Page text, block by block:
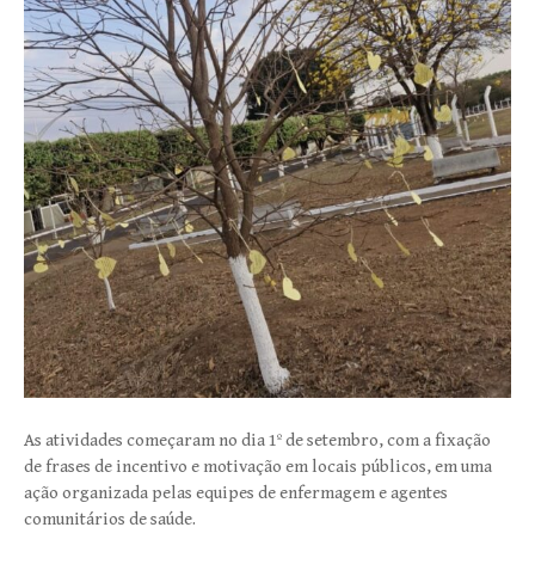
As atividades começaram no dia 1º de setembro, com a fixação
de frases de incentivo e motivação em locais públicos, em uma
ação organizada pelas equipes de enfermagem e agentes
comunitários de saúde.